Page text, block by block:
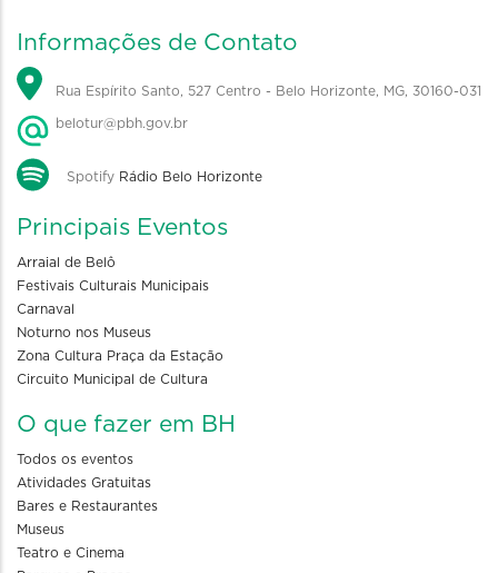
Informações de Contato
Rua Espírito Santo, 527 Centro - Belo Horizonte, MG, 30160-031
belotur@pbh.gov.br
Spotify Rádio Belo Horizonte
Principais Eventos
Arraial de Belô
Festivais Culturais Municipais
Carnaval
Noturno nos Museus
Zona Cultura Praça da Estação
Circuito Municipal de Cultura
O que fazer em BH
Todos os eventos
Atividades Gratuitas
Bares e Restaurantes
Museus
Teatro e Cinema